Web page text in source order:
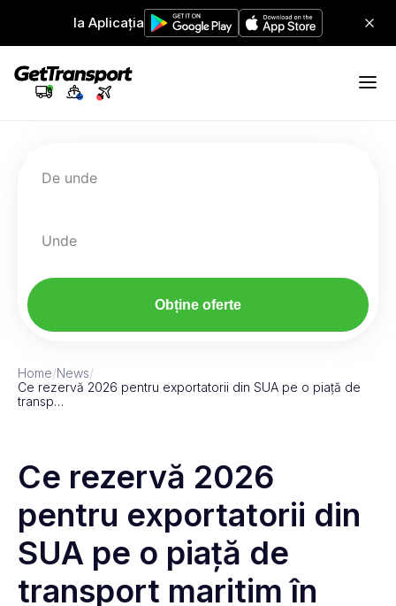
Ia Aplicația
De unde
Unde
Obține oferte
Home/News/
Ce rezervă 2026 pentru exportatorii din SUA pe o piață de
transp…
Ce rezervă 2026
pentru exportatorii din
SUA pe o piață de
transport maritim în